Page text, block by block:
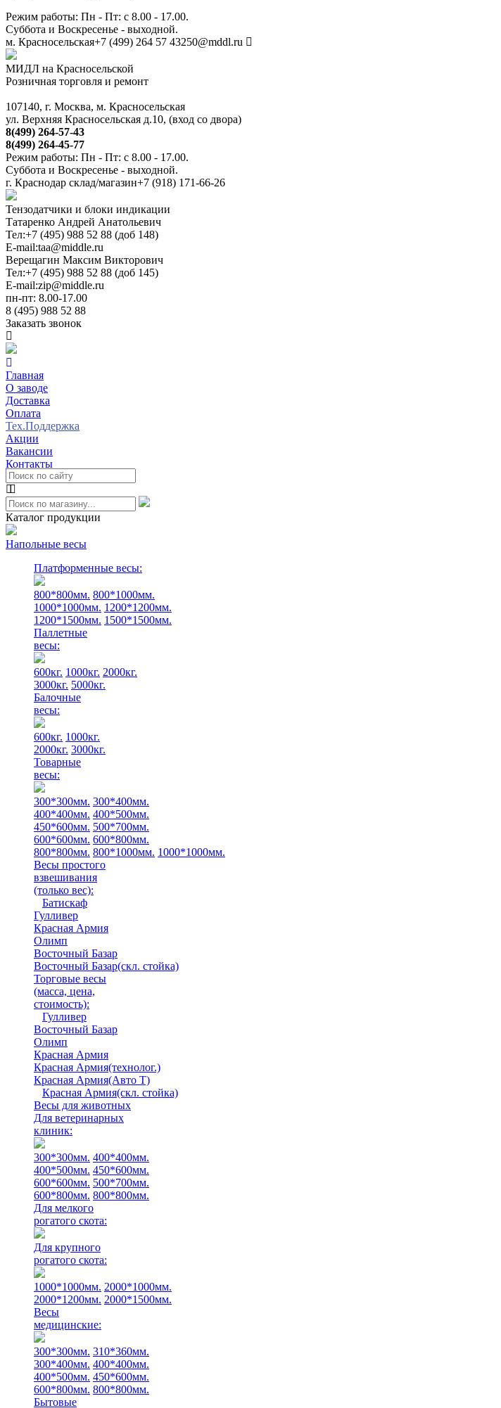
Режим работы: Пн - Пт: с 8.00 - 17.00.
Суббота и Воскресенье - выходной.
м. Красносельская+7 (499) 264 57 43250@mddl.ru
МИДЛ на Красносельской
Розничная торговля и ремонт
107140, г. Москва, м. Красносельская
ул. Верхняя Красносельская д.10, (вход со двора)
8(499) 264-57-43
8(499) 264-45-77
Режим работы: Пн - Пт: с 8.00 - 17.00.
Суббота и Воскресенье - выходной.
г. Краснодар склад/магазин+7 (918) 171-66-26
Тензодатчики и блоки индикации
Татаренко Андрей Анатольевич
Тел:+7 (495) 988 52 88 (доб 148)
E-mail:taa@middle.ru
Верещагин Максим Викторович
Тел:+7 (495) 988 52 88 (доб 145)
E-mail:zip@middle.ru
пн-пт: 8.00-17.00
8 (495) 988 52 88
Заказать звонок
Главная
О заводе
Доставка
Оплата
Тех.Поддержка
Акции
Вакансии
Контакты
Каталог продукции
Напольные весы
Платформенные весы:
800*800мм. 800*1000мм.
1000*1000мм. 1200*1200мм.
1200*1500мм. 1500*1500мм.
Паллетные
весы:
600кг. 1000кг. 2000кг.
3000кг. 5000кг.
Балочные
весы:
600кг. 1000кг.
2000кг. 3000кг.
Товарные
весы:
300*300мм. 300*400мм.
400*400мм. 400*500мм.
450*600мм. 500*700мм.
600*600мм. 600*800мм.
800*800мм. 800*1000мм. 1000*1000мм.
Весы простого
взвешивания
(только вес):
Батискаф
Гулливер
Красная Армия
Олимп
Восточный Базар
Восточный Базар(скл. стойка)
Торговые весы
(масса, цена,
стоимость):
Гулливер
Восточный Базар
Олимп
Красная Армия
Красная Армия(технолог.)
Красная Армия(Авто Т)
Красная Армия(скл. стойка)
Весы для животных
Для ветеринарных
клиник:
300*300мм. 400*400мм.
400*500мм. 450*600мм.
600*600мм. 500*700мм.
600*800мм. 800*800мм.
Для мелкого
рогатого скота:
Для крупного
рогатого скота:
1000*1000мм. 2000*1000мм.
2000*1200мм. 2000*1500мм.
Весы
медицинские:
300*300мм. 310*360мм.
300*400мм. 400*400мм.
400*500мм. 450*600мм.
600*800мм. 800*800мм.
Бытовые